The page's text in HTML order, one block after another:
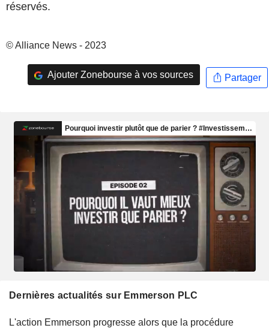
réservés.
© Alliance News - 2023
Ajouter Zonebourse à vos sources Partager
Dernières actualités sur Emmerson PLC
L'action Emmerson progresse alors que la procédure